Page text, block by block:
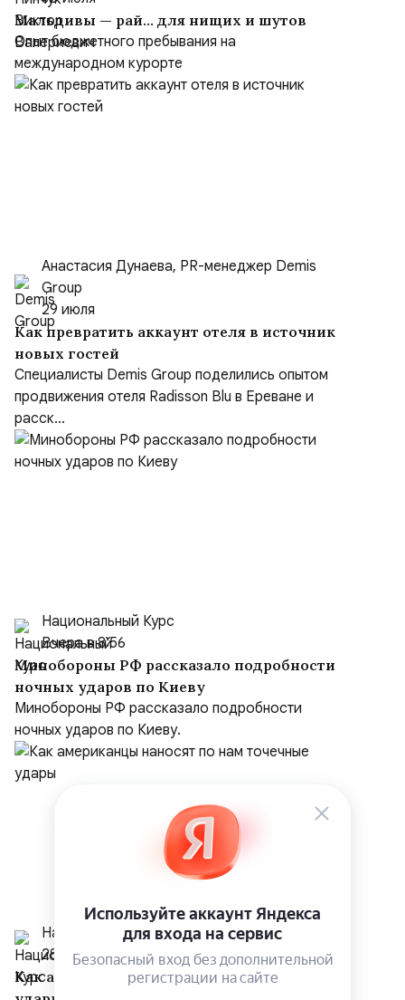
Мальдивы — рай… для нищих и шутов
Опыт бюджетного пребывания на
международном курорте
Анастасия Дунаева, PR-менеджер Demis
Group
29 июля
Как превратить аккаунт отеля в источник
новых гостей
Специалисты Demis Group поделились опытом
продвижения отеля Radisson Blu в Ереване и
расск...
Национальный Курс
Вчера в 8:56
Минобороны РФ рассказало подробности
ночных ударов по Киеву
Минобороны РФ рассказало подробности
ночных ударов по Киеву.
Национальный Курс
28 июля
Как американцы наносят по нам точечные